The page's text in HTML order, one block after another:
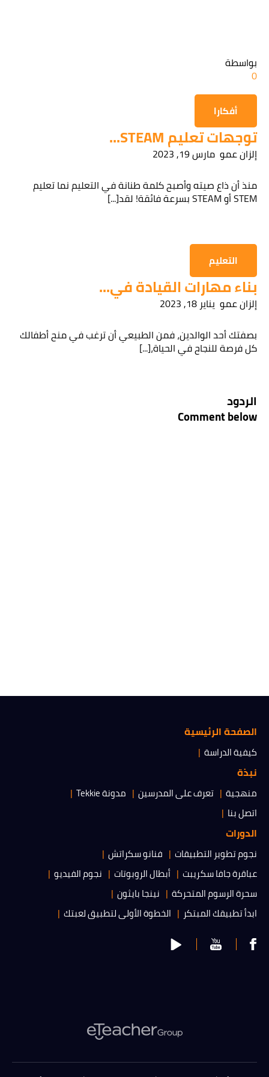
بواسطة
0
أفكارا
توجهات تعليم STEAM...
إلزان عمو مارس 19, 2023
منذ أن ذاع صيته وأصبح كلمة طنانة في التعليم نما تعليم
STEM أو STEAM بسرعة فائقة! لقد[...]
التعليم
بناء مهارات القيادة في...
إلزان عمو يناير 18, 2023
بصفتك أحد الوالدين، فمن الطبيعي أن ترغب في منح أطفالك
كل فرصة للنجاح في الحياة،[...]
الردود
Comment below
الصفحة الرئيسية
كيفية الدراسة
نبذة
منهجية تعرف على المدرسين
مدونة Tekkie
اتصل بنا
الدورات
نجوم تطوير التطبيقات
فنانو سكراتش
عباقرة جافا سكريبت
أبطال الروبوتات
نجوم الفيديو
سحرة الرسوم المتحركة
نينجا بايثون
ابدأ تطبيقك المبتكر
الخطوة الأولى لتطبيق لعبتك